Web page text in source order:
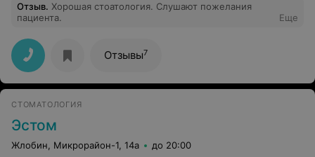
Отзыв. Хорошая стоатология. Слушают пожелания
пациента.
Еще
Отзывы7
СТОМАТОЛОГИЯ
Эстом
Жлобин, Микрорайон-1, 14а до 20:00